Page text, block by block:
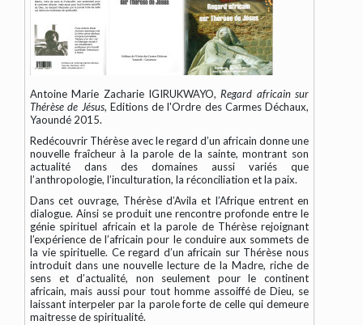
Antoine Marie Zacharie IGIRUKWAYO,Regard africain sur
Thérèse de Jésus, Editions de l'Ordre des Carmes Déchaux,
Yaoundé 2015.
Redécouvrir Thérèse avec le regard d’un africain donne une
nouvelle fraîcheur à la parole de la sainte, montrant son
actualité dans des domaines aussi variés que
l’anthropologie, l’inculturation, la réconciliation et la paix.
Dans cet ouvrage, Thérèse d’Avila et l’Afrique entrent en
dialogue. Ainsi se produit une rencontre profonde entre le
génie spirituel africain et la parole de Thérèse rejoignant
l’expérience de l’africain pour le conduire aux sommets de
la vie spirituelle. Ce regard d’un africain sur Thérèse nous
introduit dans une nouvelle lecture de la Madre, riche de
sens et d’actualité, non seulement pour le continent
africain, mais aussi pour tout homme assoiffé de Dieu, se
laissant interpeler par la parole forte de celle qui demeure
maitresse de spiritualité.